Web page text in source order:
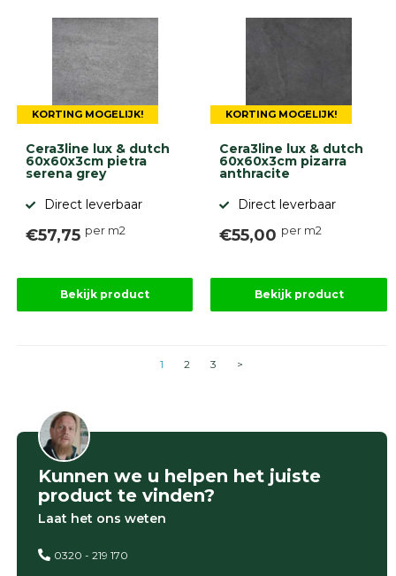
KORTING MOGELIJK!
Cera3line lux & dutch
60x60x3cm pietra
serena grey
Direct leverbaar
€57,75 per m2
Bekijk product
KORTING MOGELIJK!
Cera3line lux & dutch
60x60x3cm pizarra
anthracite
Direct leverbaar
€55,00 per m2
Bekijk product
1 2 3 >
Kunnen we u helpen het juiste
product te vinden?
Laat het ons weten
0320 - 219 170